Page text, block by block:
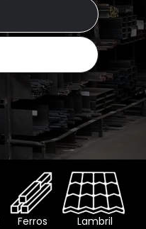
Ferros Lambril